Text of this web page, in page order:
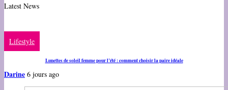
Latest News
Lifestyle
Lunettes de soleil femme pour l’été : comment choisir la paire idéale
Darine 6 jours ago